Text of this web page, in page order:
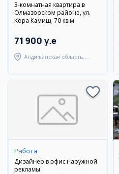
3-комнатная квартира в
Олмазорском районе, ул.
Кора Камиш, 70 кв.м
71 900 y.e
Андижанская область,
Работа
Дизайнер в офис наружной
рекламы